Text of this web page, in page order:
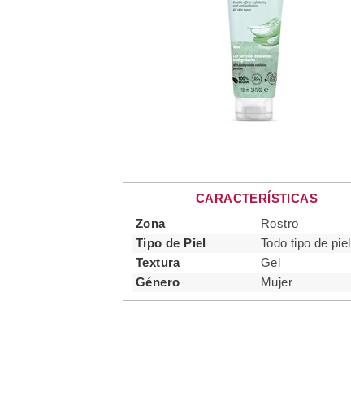
CARACTERÍSTICAS
Zona
Rostro
Tipo de Piel
Todo tipo de piel
Textura
Gel
Género
Mujer